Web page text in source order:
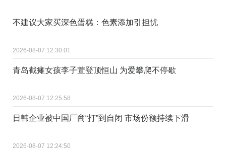
不建议大家买深色蛋糕：色素添加引担忧
2026-08-07 12:30:01
青岛截瘫女孩李子萱登顶恒山 为爱攀爬不停歇
2026-08-07 12:25:58
日韩企业被中国厂商“打”到自闭 市场份额持续下滑
2026-08-07 12:24:50